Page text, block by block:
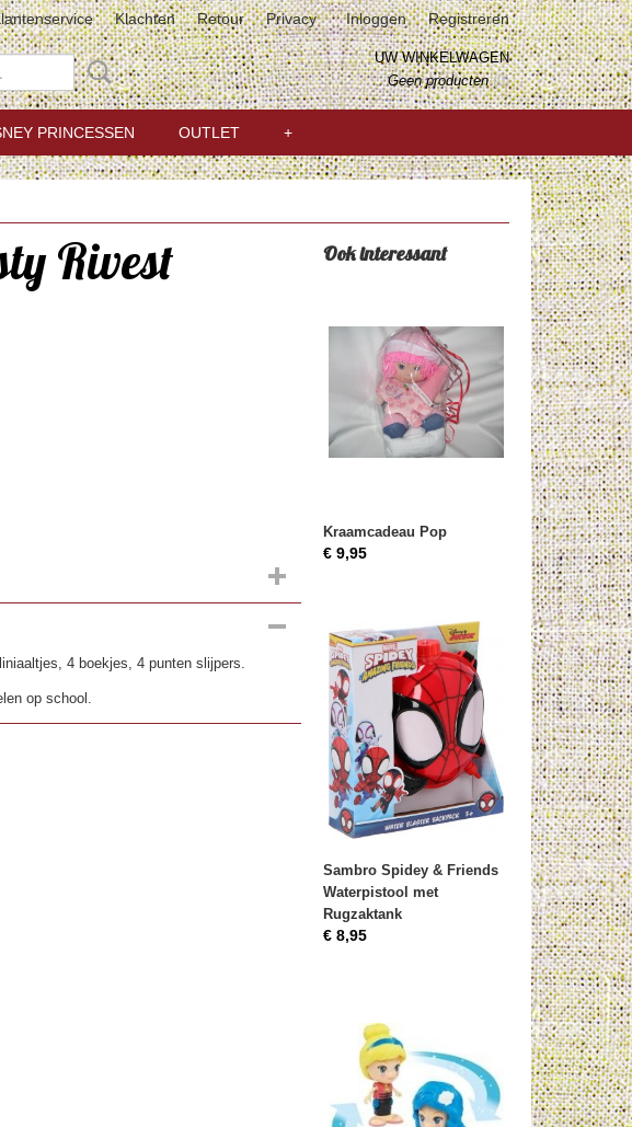
Klachten Retour Privacy Inloggen Registreren
UW WINKELWAGEN
Geen producten(0)
PRINCESSEN OUTLET +
Rivest
4 boekjes, 4 punten slijpers.
op school.
Ook interessant
Kraamcadeau Pop
€ 9,95
Sambro Spidey & Friends
Waterpistool met
Rugzaktank
€ 8,95